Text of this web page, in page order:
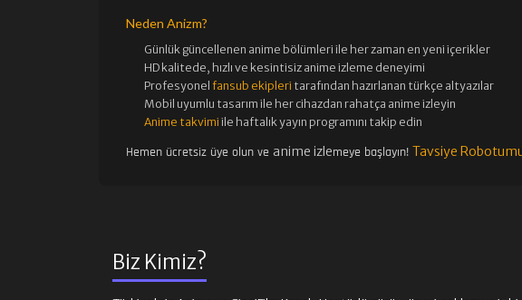
Neden Anizm?
Günlük güncellenen anime bölümleri ile her zaman en yeni içerikler
HD kalitede, hızlı ve kesintisiz anime izleme deneyimi
Profesyonel fansub ekipleri tarafından hazırlanan türkçe altyazılar
Mobil uyumlu tasarım ile her cihazdan rahatça anime izleyin
Anime takvimi ile haftalık yayın programını takip edin
Hemen ücretsiz üye olun ve anime izlemeye başlayın! Tavsiye
Biz Kimiz?